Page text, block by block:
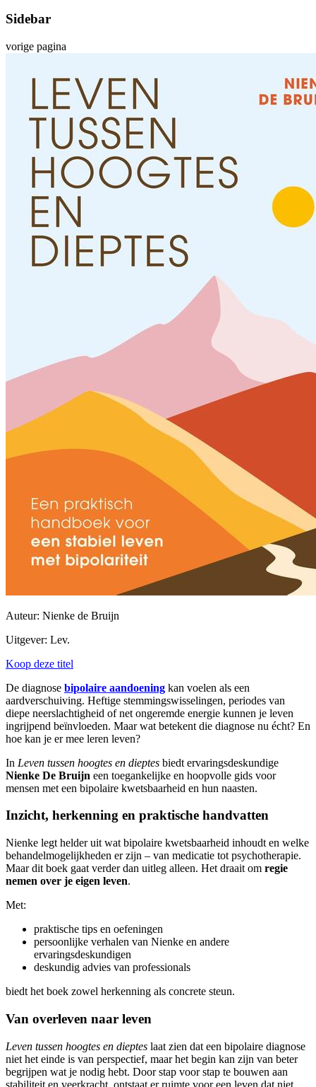
Sidebar
vorige pagina
Auteur: Nienke de Bruijn
Uitgever: Lev.
Koop deze titel
De diagnose bipolaire aandoening kan voelen als een
aardverschuiving. Heftige stemmingswisselingen, periodes van
diepe neerslachtigheid of net ongeremde energie kunnen je leven
ingrijpend beïnvloeden. Maar wat betekent die diagnose nu écht? En
hoe kan je er mee leren leven?
In Leven tussen hoogtes en dieptes biedt ervaringsdeskundige
Nienke De Bruijn een toegankelijke en hoopvolle gids voor
mensen met een bipolaire kwetsbaarheid en hun naasten.
Inzicht, herkenning en praktische handvatten
Nienke legt helder uit wat bipolaire kwetsbaarheid inhoudt en welke
behandelmogelijkheden er zijn – van medicatie tot psychotherapie.
Maar dit boek gaat verder dan uitleg alleen. Het draait om regie
nemen over je eigen leven.
Met:
praktische tips en oefeningen
persoonlijke verhalen van Nienke en andere
ervaringsdeskundigen
deskundig advies van professionals
biedt het boek zowel herkenning als concrete steun.
Van overleven naar leven
Leven tussen hoogtes en dieptes laat zien dat een bipolaire diagnose
niet het einde is van perspectief, maar het begin kan zijn van beter
begrijpen wat je nodig hebt. Door stap voor stap te bouwen aan
stabiliteit en veerkracht, ontstaat er ruimte voor een leven dat niet